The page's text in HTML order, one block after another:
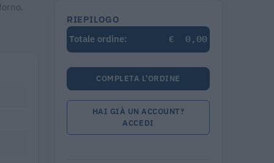
RIEPILOGO
Totale ordine:
€ 0,00
COMPLETA L'ORDINE
HAI GIÀ UN ACCOUNT?
ACCEDI